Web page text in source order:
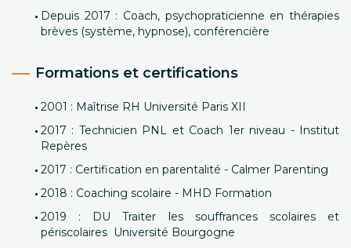
Depuis 2017 : Coach, psychopraticienne en thérapies
brèves (système, hypnose), conférencière
Formations et certifications
2001 : Maîtrise RH Université Paris XII
2017 : Technicien PNL et Coach 1er niveau - Institut
Repères
2017 : Certification en parentalité - Calmer Parenting
2018 : Coaching scolaire - MHD Formation
2019 : DU Traiter les souffrances scolaires et
périscolaires Université Bourgogne